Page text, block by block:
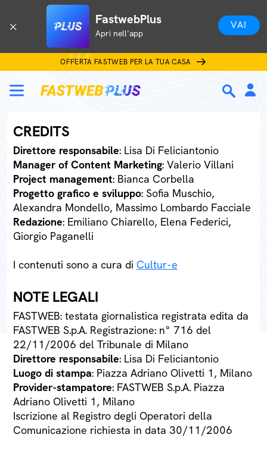
FastwebPlus
Apri nell'app
VAI
OFFERTA FASTWEB PER LA TUA CASA
CREDITS
Direttore responsabile: Lisa Di Feliciantonio
Manager of Content Marketing: Valerio Villani
Project management: Bianca Corbella
Progetto grafico e sviluppo: Sofia Muschio,
Alexandra Mondello, Massimo Lombardo Facciale
Redazione: Emiliano Chiarello, Elena Federici,
Giorgio Paganelli
I contenuti sono a cura di Cultur-e
NOTE LEGALI
FASTWEB: testata giornalistica registrata edita da
FASTWEB S.p.A. Registrazione: n° 716 del
22/11/2006 del Tribunale di Milano
Direttore responsabile: Lisa Di Feliciantonio
Luogo di stampa: Piazza Adriano Olivetti 1, Milano
Provider-stampatore: FASTWEB S.p.A. Piazza
Adriano Olivetti 1, Milano
Iscrizione al Registro degli Operatori della
Comunicazione richiesta in data 30/11/2006